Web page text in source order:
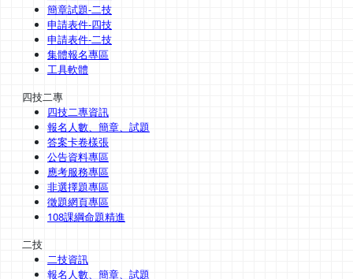
簡章試題-二技
申請表件-四技
申請表件-二技
集體報名專區
工具軟體
四技二專
四技二專資訊
報名人數、簡章、試題
答案卡卷樣張
公告資料專區
應考服務專區
非選擇題專區
徵題網頁專區
108課綱命題精進
二技
二技資訊
報名人數、簡章、試題